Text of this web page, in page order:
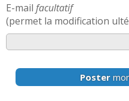
E-mail facultatif
(permet la modification
Poster